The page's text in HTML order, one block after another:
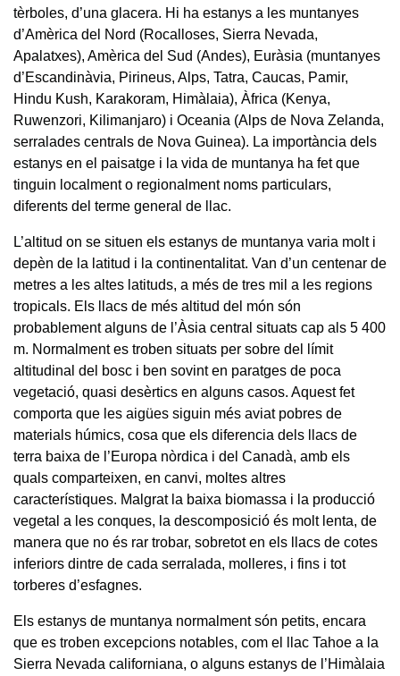
tèrboles, d’una glacera. Hi ha estanys a les muntanyes
d’Amèrica del Nord (Rocalloses, Sierra Nevada,
Apalatxes), Amèrica del Sud (Andes), Euràsia (muntanyes
d’Escandinàvia, Pirineus, Alps, Tatra, Caucas, Pamir,
Hindu Kush, Karakoram, Himàlaia), Àfrica (Kenya,
Ruwenzori, Kilimanjaro) i Oceania (Alps de Nova Zelanda,
serralades centrals de Nova Guinea). La importància dels
estanys en el paisatge i la vida de muntanya ha fet que
tinguin localment o regionalment noms particulars,
diferents del terme general de llac.
L’altitud on se situen els estanys de muntanya varia molt i
depèn de la latitud i la continentalitat. Van d’un centenar de
metres a les altes latituds, a més de tres mil a les regions
tropicals. Els llacs de més altitud del món són
probablement alguns de l’Àsia central situats cap als 5 400
m. Normalment es troben situats per sobre del límit
altitudinal del bosc i ben sovint en paratges de poca
vegetació, quasi desèrtics en alguns casos. Aquest fet
comporta que les aigües siguin més aviat pobres de
materials húmics, cosa que els diferencia dels llacs de
terra baixa de l’Europa nòrdica i del Canadà, amb els
quals comparteixen, en canvi, moltes altres
característiques. Malgrat la baixa biomassa i la producció
vegetal a les conques, la descomposició és molt lenta, de
manera que no és rar trobar, sobretot en els llacs de cotes
inferiors dintre de cada serralada, molleres, i fins i tot
torberes d’esfagnes.
Els estanys de muntanya normalment són petits, encara
que es troben excepcions notables, com el llac Tahoe a la
Sierra Nevada californiana, o alguns estanys de l’Himàlaia